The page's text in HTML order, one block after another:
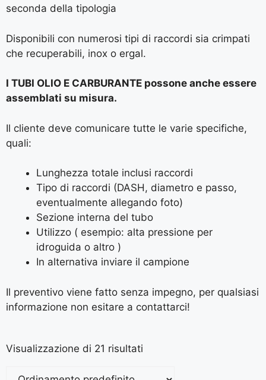
seconda della tipologia
Disponibili con numerosi tipi di raccordi sia crimpati
che recuperabili, inox o ergal.
I TUBI OLIO E CARBURANTE possone anche essere
assemblati su misura.
Il cliente deve comunicare tutte le varie specifiche,
quali:
Lunghezza totale inclusi raccordi
Tipo di raccordi (DASH, diametro e passo,
eventualmente allegando foto)
Sezione interna del tubo
Utilizzo ( esempio: alta pressione per
idroguida o altro )
In alternativa inviare il campione
Il preventivo viene fatto senza impegno, per qualsiasi
informazione non esitare a contattarci!
Visualizzazione di 21 risultati